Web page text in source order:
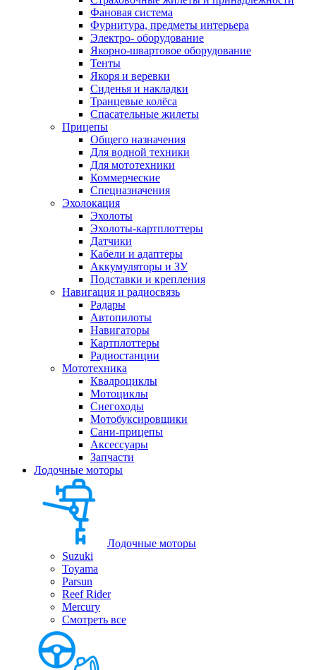
Фановая система
Фурнитура, предметы интерьера
Электро- оборудование
Якорно-швартовое оборудование
Тенты
Якоря и веревки
Сиденья и накладки
Транцевые колёса
Спасательные жилеты
Прицепы
Общего назначения
Для водной техники
Для мототехники
Коммерческие
Спецназначения
Эхолокация
Эхолоты
Эхолоты-картплоттеры
Датчики
Кабели и адаптеры
Аккумуляторы и ЗУ
Подставки и крепления
Навигация и радиосвязь
Радары
Автопилоты
Навигаторы
Картплоттеры
Радиостанции
Мототехника
Квадроциклы
Мотоциклы
Снегоходы
Мотобуксировщики
Сани-прицепы
Аксессуары
Запчасти
Лодочные моторы
Лодочные моторы
Suzuki
Toyama
Parsun
Reef Rider
Mercury
Смотреть все